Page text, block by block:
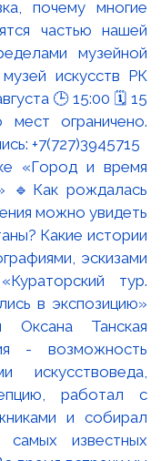
«Город и время
🔹Как рождалась
можно увидеть
Какие истории
эскизами
тур.
в экспозицию»
Оксана Танская
- возможность
искусствоведа,
работал с
и собирал
известных